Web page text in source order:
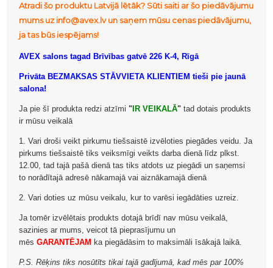
Atradi šo produktu Latvijā lētāk? Sūti saiti ar šo piedāvājumu
mums uz info@avex.lv un saņem mūsu cenas piedāvājumu,
ja tas būs iespējams!
AVEX salons tagad Brīvības gatvē 226 K-4, Rīgā
Privāta BEZMAKSAS STĀVVIETA KLIENTIEM tieši pie jaunā
salona!
Ja pie šī produkta redzi atzīmi " IR VEIKALĀ" tad dotais produkts
ir mūsu veikalā
1. Vari droši veikt pirkumu tiešsaistē izvēloties piegādes veidu. Ja
pirkums tiešsaistē tiks veiksmīgi veikts darba dienā līdz plkst.
12.00, tad tajā pašā dienā tas tiks atdots uz piegādi un saņemsi
to norādītajā adresē nākamajā vai aiznākamajā dienā
2. Vari doties uz mūsu veikalu, kur to varēsi iegādāties uzreiz.
Ja tomēr izvēlētais produkts dotajā brīdī nav mūsu veikalā,
sazinies ar mums, veicot tā pieprasījumu un
mēsGARANTĒJAM ka piegādāsim to maksimāli īsākajā laikā.
P.S. Rēķins tiks nosūtīts tikai tajā gadījumā, kad mēs par 100%